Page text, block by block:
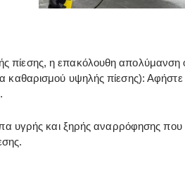
πίεσης, η επακόλουθη απολύμανση
καθαρισμού υψηλής πίεσης): Αφήστε
υγρής και ξηρής αναρρόφησης που